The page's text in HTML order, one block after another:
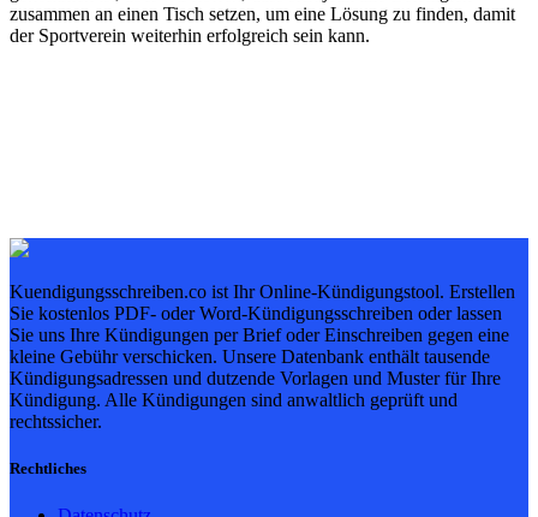
zusammen an einen Tisch setzen, um eine Lösung zu finden, damit
der Sportverein weiterhin erfolgreich sein kann.
Kuendigungsschreiben.co ist Ihr Online-Kündigungstool. Erstellen
Sie kostenlos PDF- oder Word-Kündigungsschreiben oder lassen
Sie uns Ihre Kündigungen per Brief oder Einschreiben gegen eine
kleine Gebühr verschicken. Unsere Datenbank enthält tausende
Kündigungsadressen und dutzende Vorlagen und Muster für Ihre
Kündigung. Alle Kündigungen sind anwaltlich geprüft und
rechtssicher.
Rechtliches